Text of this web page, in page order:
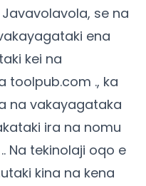
se na
ena
kei na
toolpub.com ., ka
na vakayagataka
ira na nomu
Na tekinolaji oqo e
kina na kena